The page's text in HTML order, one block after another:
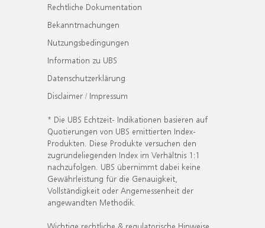
Rechtliche Dokumentation
Bekanntmachungen
Nutzungsbedingungen
Information zu UBS
Datenschutzerklärung
Disclaimer / Impressum
* Die UBS Echtzeit- Indikationen basieren auf
Quotierungen von UBS emittierten Index-
Produkten. Diese Produkte versuchen den
zugrundeliegenden Index im Verhältnis 1:1
nachzufolgen. UBS übernimmt dabei keine
Gewährleistung für die Genauigkeit,
Vollständigkeit oder Angemessenheit der
angewandten Methodik.